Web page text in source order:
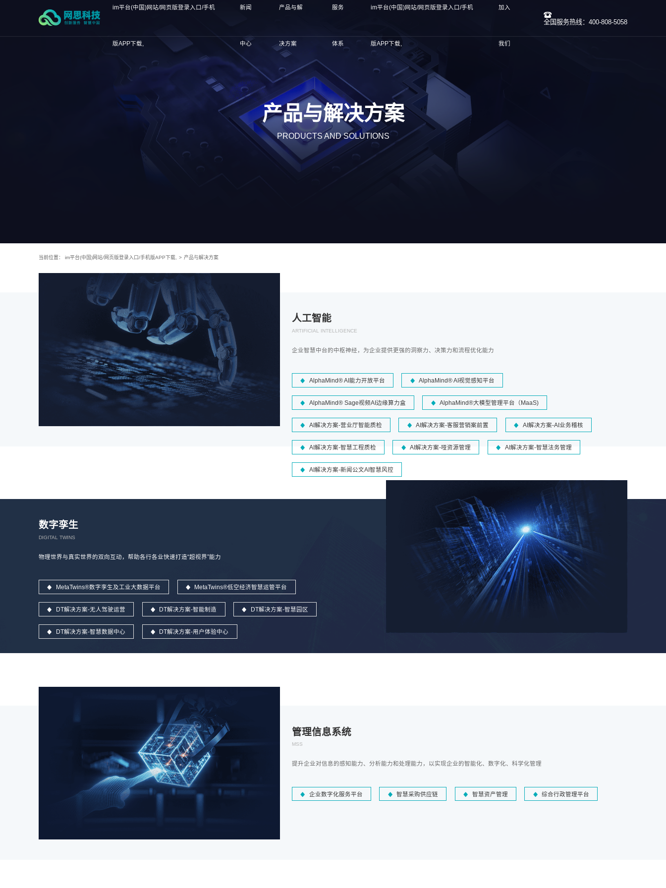
im平台(中国)网站/网页版登录入口/手机
版APP下载,
新闻
中心
产品与解
决方案
服务
体系
im平台(中国)网站/网页版登录入口/手机
版APP下载,
加入
我们
全国服务热线：400-808-5058
产品与解决方案
PRODUCTS AND SOLUTIONS
当前位置： im平台(中国)网站/网页版登录入口/手机版APP下载, > 产品与解决方案
人工智能
ARTIFICIAL INTELLIGENCE
企业智慧中台的中枢神经，为企业提供更强的洞察力、决策力和流程优化能力
AlphaMind® AI能力开放平台 AlphaMind® AI视觉感知平台
AlphaMind® Sage视频AI边缘算力盒 AlphaMind®大模型管理平台（MaaS)
AI解决方案-营业厅智能质检 AI解决方案-客服营销案前置 AI解决方案-AI业务稽核
AI解决方案-智慧工程质检 AI解决方案-哑资源管理 AI解决方案-智慧法务管理
AI解决方案-新闻公文AI智慧风控
数字孪生
DIGITAL TWINS
物理世界与真实世界的双向互动，帮助各行各业快速打造“超视界”能力
MetaTwins®数字孪生及工业大数据平台 MetaTwins®低空经济智慧运管平台
DT解决方案-无人驾驶运营 DT解决方案-智能制造 DT解决方案-智慧园区
DT解决方案-智慧数据中心 DT解决方案-用户体验中心
管理信息系统
MSS
提升企业对信息的感知能力、分析能力和处理能力，以实现企业的智能化、数字化、科学化管理
企业数字化服务平台 智慧采购供应链 智慧资产管理 综合行政管理平台